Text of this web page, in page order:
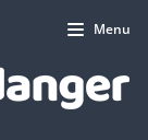
Menu